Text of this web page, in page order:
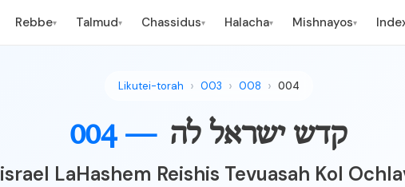
Rebbe▾ Talmud▾ Chassidus▾ Halacha▾ Mishnayos▾
Likutei-torah 003 008 004
004 — קדש ישראל לה
LaHashem Reishis Tevuasah Kol